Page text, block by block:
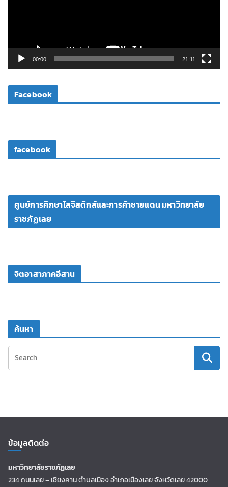
ดี
โ
00:00 21:11
Facebook
facebook
ศูนย์การศึกษาโลจิสติกส์และการค้าชายแดน มหาวิทยาลัย
ราชภัฏเลย
จิตอาสาภาคอีสาน
ค้นหา
ข้อมูลติดต่อ
มหาวิทยาลัยราชภัฏเลย
234 ถนนเลย – เชียงคาน ตำบลเมือง อำเภอเมืองเลย จังหวัดเลย 42000